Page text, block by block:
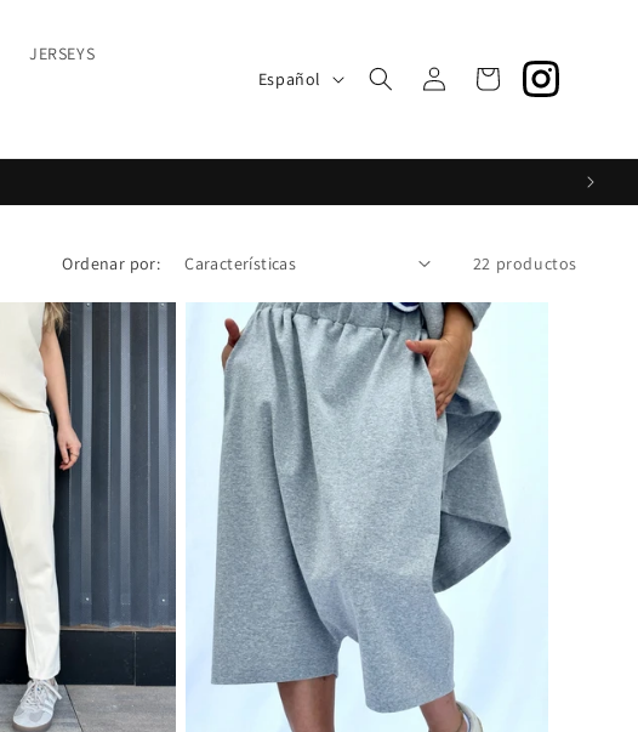
JERSEYS
a
Español
Iniciar
sesión
Carrito
Ordenar por: 22 productos